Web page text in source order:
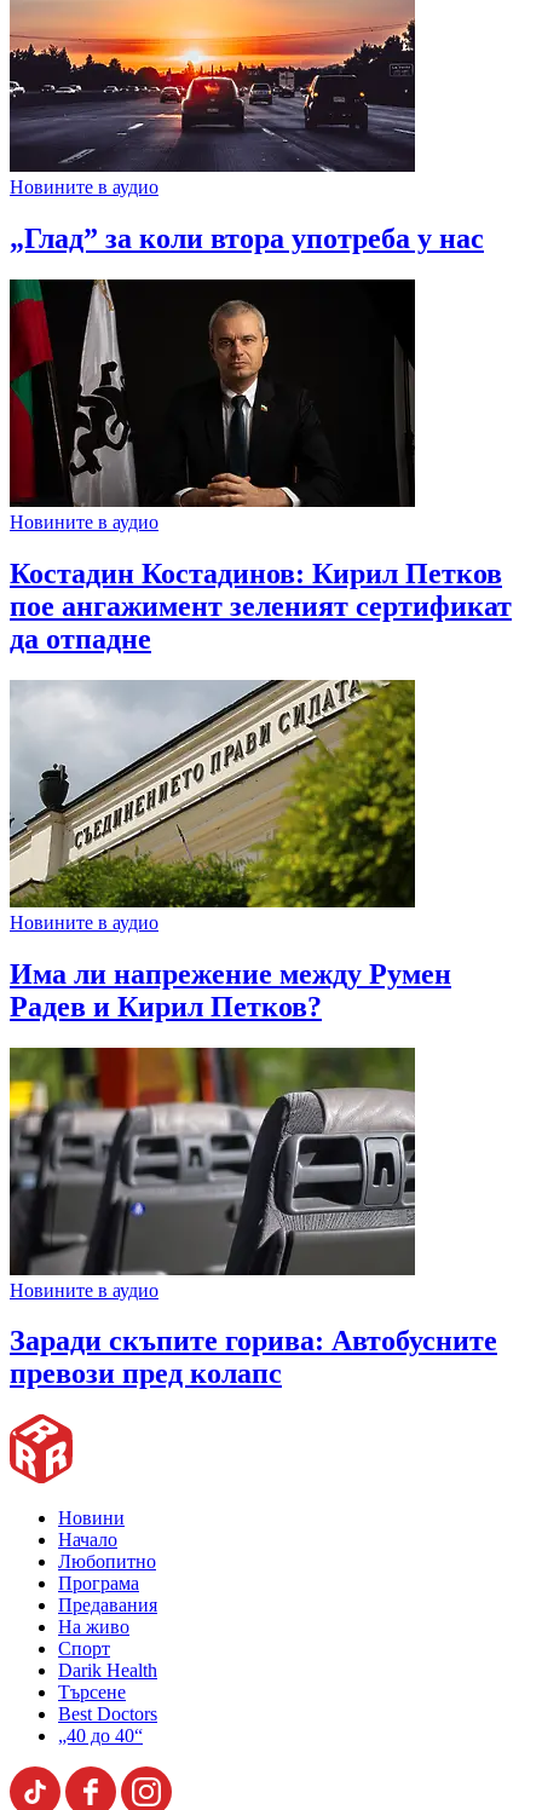
Новините в аудио
„Глад” за коли втора употреба у нас
Новините в аудио
Костадин Костадинов: Кирил Петков
пое ангажимент зеленият сертификат
да отпадне
Новините в аудио
Има ли напрежение между Румен
Радев и Кирил Петков?
Новините в аудио
Заради скъпите горива: Автобусните
превози пред колапс
Новини
Начало
Любопитно
Програма
Предавания
На живо
Спорт
Darik Health
Търсене
Best Doctors
„40 до 40“